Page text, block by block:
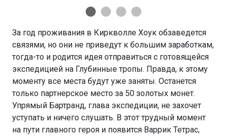
За год проживания в Киркволле Хоук обзаведется
связями, но они не приведут к большим заработкам,
тогда-то и родится идея отправиться с готовящейся
экспедицией на Глубинные тропы. Правда, к этому
моменту все места будут уже заняты. Останется
только партнерское место за 50 золотых монет.
Упрямый Бартранд, глава экспедиции, не захочет
уступать и ничего слушать. В этот трудный момент
на пути главного героя и появится Варрик Тетрас,